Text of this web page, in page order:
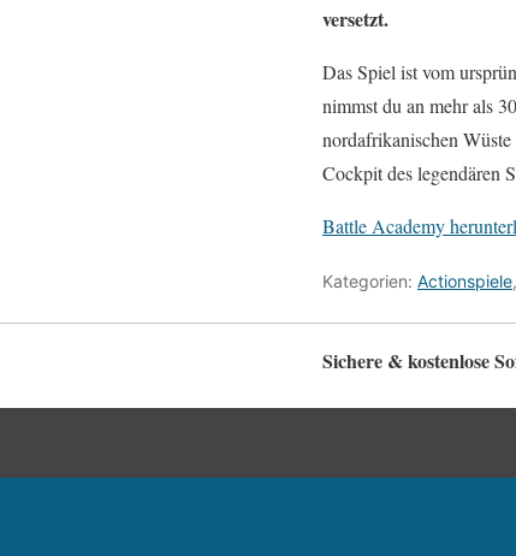
versetzt.
Das Spiel ist vom
nimmst du an mehr als
nordafrikanischen
Cockpit des legendären
Battle Academy
Kategorien: Actionspiele,
Sichere & kostenlose